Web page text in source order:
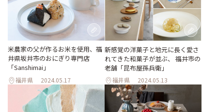
米農家の父が作るお米を使用、福
井県坂井市のおにぎり専門店
「Sanshimai」
福井県 2024.05.17
新感覚の洋菓子と地元に長く愛さ
れてきた和菓子が並ぶ、 福井市の
老舗「昆布屋孫兵衛」
福井県 2024.05.13